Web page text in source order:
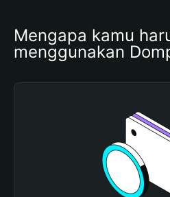
Mengapa kamu
menggunakan